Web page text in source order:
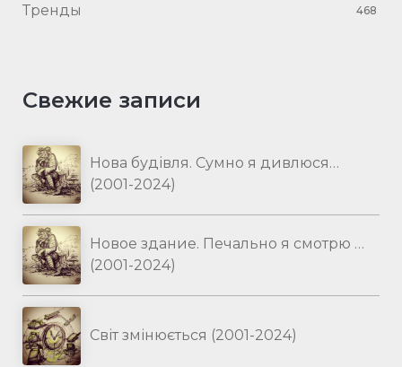
Тренды 468
Свежие записи
Нова будівля. Сумно я дивлюся…
(2001-2024)
Новое здание. Печально я смотрю …
(2001-2024)
Світ змінюється (2001-2024)